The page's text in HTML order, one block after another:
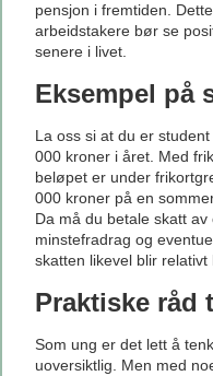
pensjon i fremtiden.
arbeidstakere bør se
senere i livet.
Eksempel på
La oss si at du er
000 kroner i året. Med
beløpet er under
000 kroner på en
Da må du betale skatt
minstefradrag og
skatten likevel blir relativt
Praktiske råd
Som ung er det lett å
uoversiktlig. Men med